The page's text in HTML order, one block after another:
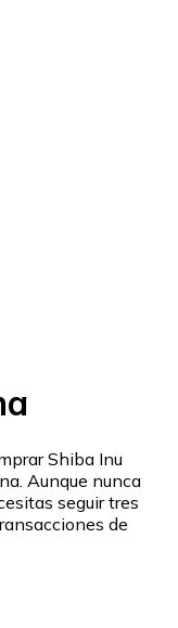
Shiba Inu
Aunque nunca
seguir tres
de